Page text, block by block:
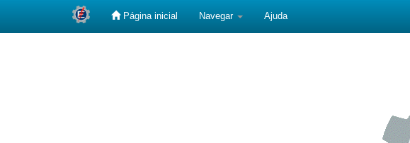
Página inicial Navegar Ajuda